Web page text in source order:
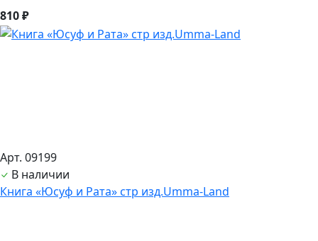
810 ₽
Арт. 09199
В наличии
Книга «Юсуф и Рата» стр изд.Umma-Land